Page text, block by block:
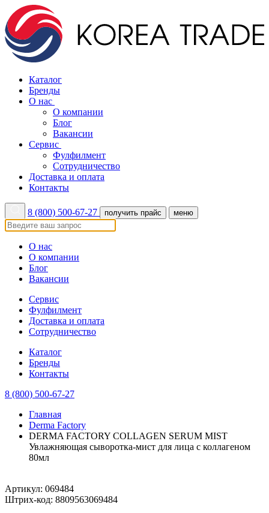
Каталог
Бренды
О нас
О компании
Блог
Вакансии
Сервис
Фулфилмент
Сотрудничество
Доставка и оплата
Контакты
8 (800) 500-67-27 получить прайс меню
О нас
О компании
Блог
Вакансии
Сервис
Фулфилмент
Доставка и оплата
Сотрудничество
Каталог
Бренды
Контакты
8 (800) 500-67-27
Главная
Derma Factory
DERMA FACTORY COLLAGEN SERUM MIST
Увлажняющая сыворотка-мист для лица с коллагеном
80мл
Артикул: 069484
Штрих-код: 8809563069484